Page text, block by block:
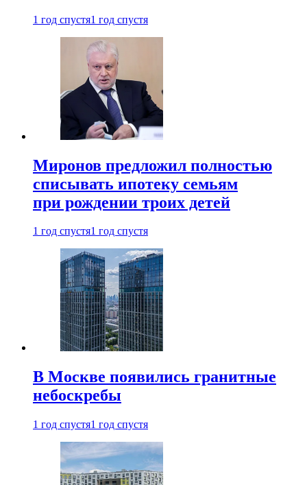
1 год спустя1 год спустя
Миронов предложил полностью
списывать ипотеку семьям
при рождении троих детей
1 год спустя1 год спустя
В Москве появились гранитные
небоскребы
1 год спустя1 год спустя